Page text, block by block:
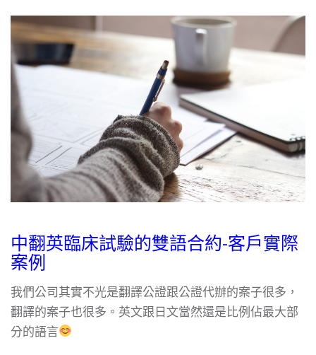
中翻英臨床試驗的雙語合約-客戶實際
案例
我們公司其實不光是翻譯公證跟公證代辦的案子很多，
翻譯的案子也很多。英文跟日文當然還是比例佔最大部
分的語言